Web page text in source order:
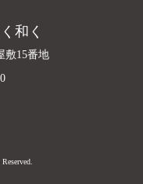
和く
敷15番地